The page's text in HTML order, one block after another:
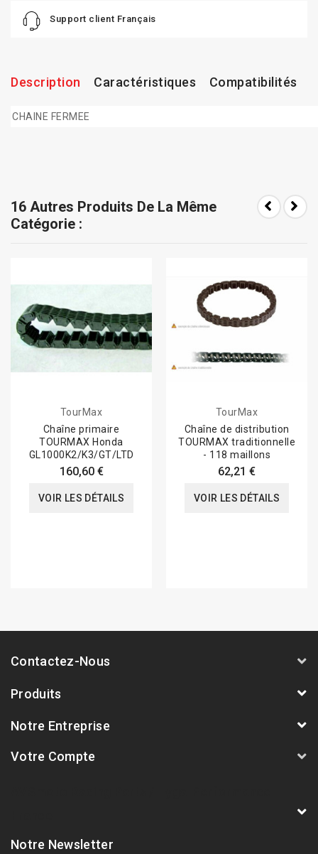
Support client Français
Description Caractéristiques Compatibilités
CHAINE FERMEE
16 Autres Produits De La Même
Catégorie :
TourMax
Chaîne primaire
TOURMAX Honda
GL1000K2/K3/GT/LTD
160,60 €
VOIR LES DÉTAILS
TourMax
Chaîne de distribution
TOURMAX traditionnelle
- 118 maillons
62,21 €
VOIR LES DÉTAILS
Contactez-Nous
Produits
Notre Entreprise
Votre Compte
Notre Newsletter